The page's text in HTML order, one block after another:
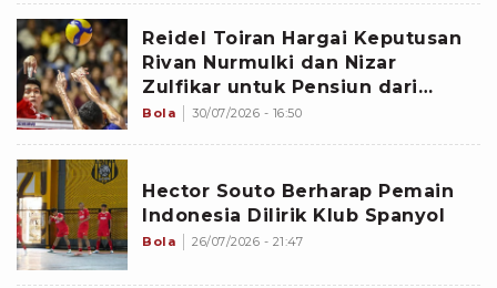
Reidel Toiran Hargai Keputusan
Rivan Nurmulki dan Nizar
Zulfikar untuk Pensiun dari
Timnas Voli Indonesia
Bola 30/07/2026 - 16:50
Hector Souto Berharap Pemain
Indonesia Dilirik Klub Spanyol
Bola 26/07/2026 - 21:47